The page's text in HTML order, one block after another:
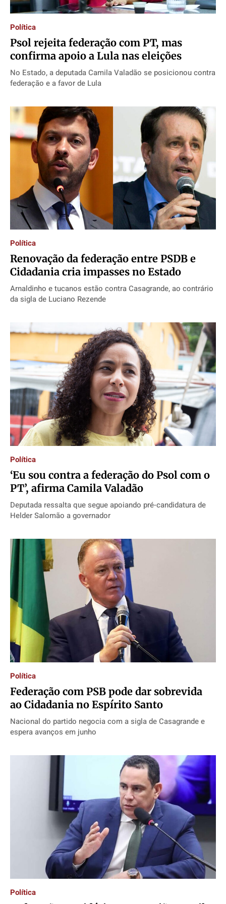
Publicidade Legal
Anuncie
Expediente
Anuncie
Termos de Uso
Privacidade
Publicidade Legal
Anuncie
Expediente
Anuncie
Termos de Uso
Privacidade
Publicidade Legal
Anuncie
Expediente
Anuncie
Termos de Uso
Privacidade
Publicidade Legal
Anuncie
Expediente
Anuncie
Termos de Uso
Privacidade
Política
Psol rejeita federação com PT, mas
confirma apoio a Lula nas eleições
No Estado, a deputada Camila Valadão se posicionou contra
federação e a favor de Lula
Política
Renovação da federação entre PSDB e
Cidadania cria impasses no Estado
Arnaldinho e tucanos estão contra Casagrande, ao contrário
da sigla de Luciano Rezende
Política
‘Eu sou contra a federação do Psol com o
PT’, afirma Camila Valadão
Deputada ressalta que segue apoiando pré-candidatura de
Helder Salomão a governador
Política
Federação com PSB pode dar sobrevida
ao Cidadania no Espírito Santo
Nacional do partido negocia com a sigla de Casagrande e
espera avanços em junho
Política